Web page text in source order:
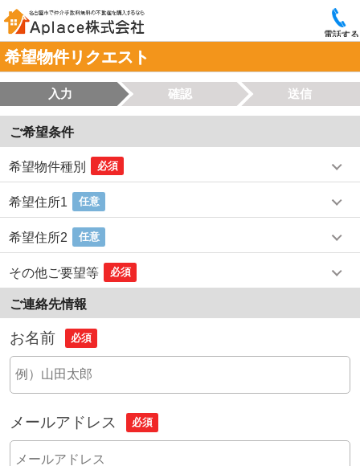
電話する
希望物件リクエスト
入力 確認 送信
ご希望条件
希望物件種別 必須
希望住所1 任意
希望住所2 任意
その他ご要望等 必須
ご連絡先情報
お名前 必須
メールアドレス 必須